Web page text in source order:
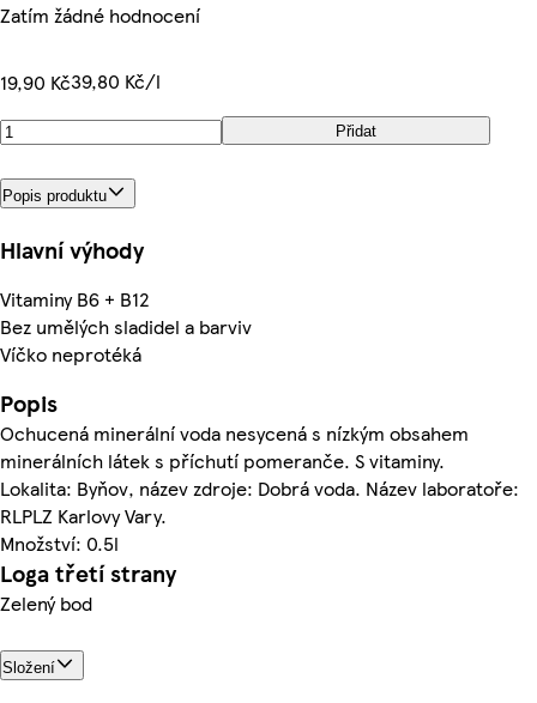
Zatím žádné hodnocení
19,90 Kč39,80 Kč/l
Přidat
Popis produktu
Hlavní výhody
Vitaminy B6 + B12
Bez umělých sladidel a barviv
Víčko neprotéká
Popis
Ochucená minerální voda nesycená s nízkým obsahem
minerálních látek s příchutí pomeranče. S vitaminy.
Lokalita: Byňov, název zdroje: Dobrá voda. Název laboratoře:
RLPLZ Karlovy Vary.
Množství: 0.5l
Loga třetí strany
Zelený bod
Složení